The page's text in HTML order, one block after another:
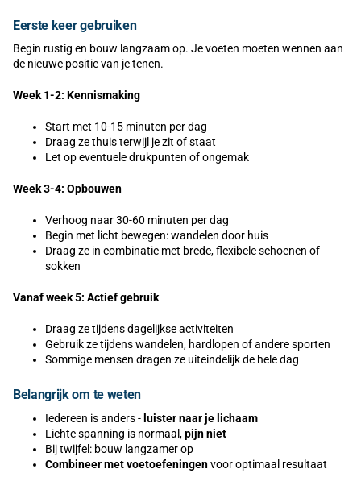
Eerste keer gebruiken
Begin rustig en bouw langzaam op. Je voeten moeten wennen aan
de nieuwe positie van je tenen.
Week 1-2: Kennismaking
Start met 10-15 minuten per dag
Draag ze thuis terwijl je zit of staat
Let op eventuele drukpunten of ongemak
Week 3-4: Opbouwen
Verhoog naar 30-60 minuten per dag
Begin met licht bewegen: wandelen door huis
Draag ze in combinatie met brede, flexibele schoenen of
sokken
Vanaf week 5: Actief gebruik
Draag ze tijdens dagelijkse activiteiten
Gebruik ze tijdens wandelen, hardlopen of andere sporten
Sommige mensen dragen ze uiteindelijk de hele dag
Belangrijk om te weten
Iedereen is anders - luister naar je lichaam
Lichte spanning is normaal,pijn niet
Bij twijfel: bouw langzamer op
Combineer met voetoefeningenvoor optimaal resultaat